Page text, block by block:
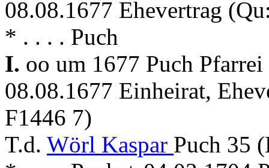
08.08.1677 Ehevertrag
* . . . . Puch
I. oo um 1677 Puch Pfarrei
08.08.1677 Einheirat,
F1446 7)
T.d. Wörl Kaspar Puch 35